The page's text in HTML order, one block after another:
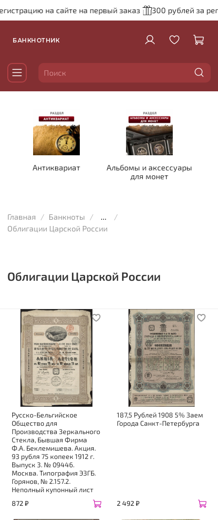
на сайте на первый заказ 300 рублей за
БАНКНОТНИК
Антиквариат
Альбомы и аксессуары
для монет
Главная Банкноты
...
Облигации Царской России
Облигации Царской России
Русско-Бельгийское
Общество для
Производства Зеркального
Стекла, Бывшая Фирма
Ф.А. Беклемишева. Акция.
93 рубля 75 копеек 1912 г.
Выпуск 3. № 09446.
Москва. Типография ЭЗГБ.
Горянов, № 2.157.2.
Неполный купонный лист
872 ₽
187,5 Рублей 1908 5% Заем
Города Санкт-Петербурга
2 492 ₽